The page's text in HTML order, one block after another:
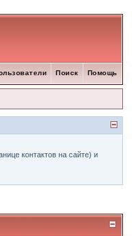
Помощь
Поиск
контактов на сайте) и